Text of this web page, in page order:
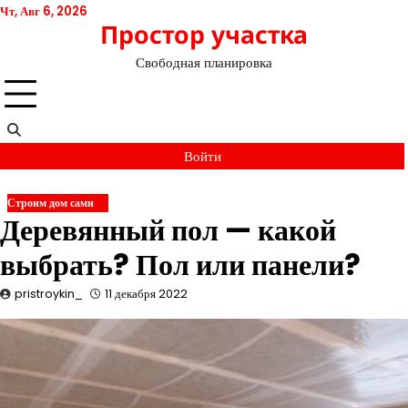
Перейти
Чт, Авг 6, 2026
Простор участка
Свободная планировка
Войти
Строим дом сами
Деревянный пол — какой
выбрать? Пол или панели?
pristroykin_ 11 декабря 2022